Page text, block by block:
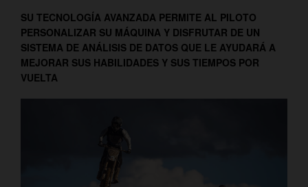
SU TECNOLOGÍA AVANZADA PERMITE AL PILOTO
PERSONALIZAR SU MÁQUINA Y DISFRUTAR DE UN
SISTEMA DE ANÁLISIS DE DATOS QUE LE AYUDARÁ A
MEJORAR SUS HABILIDADES Y SUS TIEMPOS POR
VUELTA